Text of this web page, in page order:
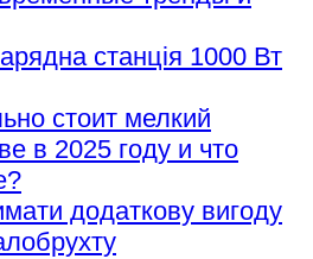
станція 1000 Вт
стоит мелкий
в 2025 году и что
додаткову вигоду